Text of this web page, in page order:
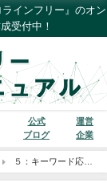
インフリー』のオン
受付中！
公式
ブログ
運営
企業
５：キーワード応答